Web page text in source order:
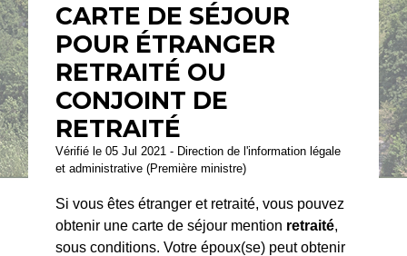
CARTE DE SÉJOUR
POUR ÉTRANGER
RETRAITÉ OU
CONJOINT DE
RETRAITÉ
Vérifié le 05 Jul 2021 - Direction de l'information légale
et administrative (Première ministre)
Si vous êtes étranger et retraité, vous pouvez
obtenir une carte de séjour mention retraité,
sous conditions. Votre époux(se) peut obtenir